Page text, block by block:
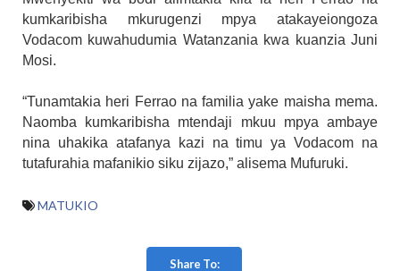
kumkaribisha mkurugenzi mpya atakayeiongoza
Vodacom kuwahudumia Watanzania kwa kuanzia Juni
Mosi.
“Tunamtakia heri Ferrao na familia yake maisha mema.
Naomba kumkaribisha mtendaji mkuu mpya ambaye
nina uhakika atafanya kazi na timu ya Vodacom na
tutafurahia mafanikio siku zijazo,” alisema Mufuruki.
MATUKIO
Share To: